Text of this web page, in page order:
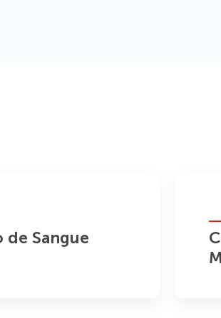
de Sangue